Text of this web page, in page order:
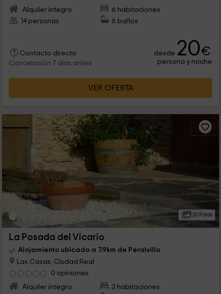
Alquiler íntegro
6 habitaciones
14 personas
6 baños
Contacto directo
Cancelación 7 días antes
desde 20€
persona y noche
VER OFERTA
20 Fotos
La Posada del Vicario
Alojamiento ubicado a 7.9km de Peralvillo
Las Casas, Ciudad Real
0 opiniones
Alquiler íntegro
3 habitaciones